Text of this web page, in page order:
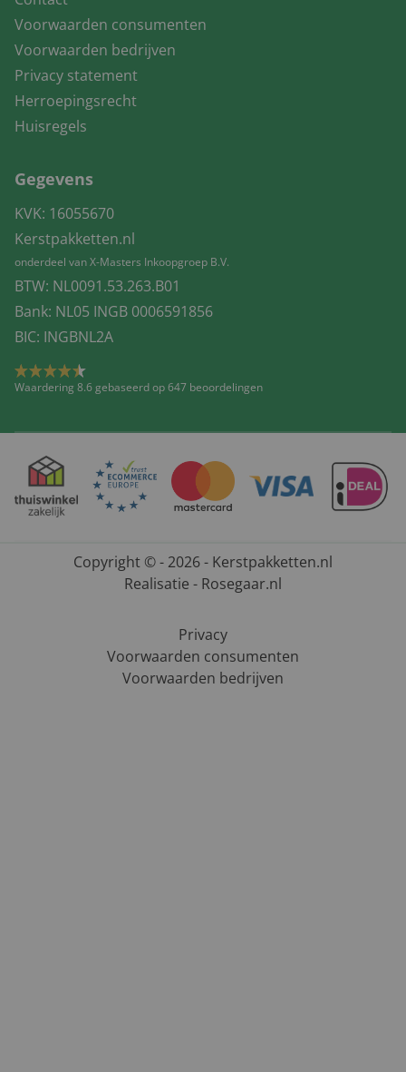
Voorwaarden consumenten
Voorwaarden bedrijven
Privacy statement
Herroepingsrecht
Huisregels
Gegevens
KVK: 16055670
Kerstpakketten.nl
onderdeel van X-Masters Inkoopgroep B.V.
BTW: NL0091.53.263.B01
Bank: NL05 INGB 0006591856
BIC: INGBNL2A
Waardering 8.6 gebaseerd op 647 beoordelingen
Copyright © - 2026 - Kerstpakketten.nl
Realisatie - Rosegaar.nl
Privacy
Voorwaarden consumenten
Voorwaarden bedrijven